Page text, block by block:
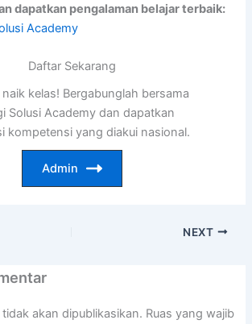
dapatkan pengalaman belajar terbaik:
Academy
Daftar Sekarang
kelas! Bergabunglah bersama
Solusi Academy dan dapatkan
kompetensi yang diakui nasional.
Admin
NEXT
akan dipublikasikan. Ruas yang wajib